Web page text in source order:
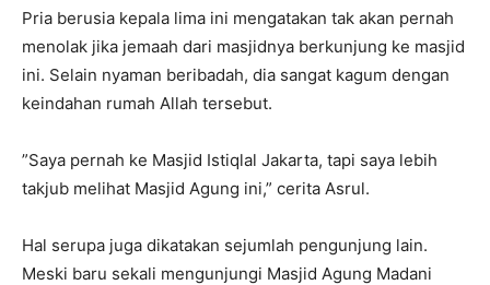
Pria berusia kepala lima ini mengatakan tak akan pernah
menolak jika jemaah dari masjidnya berkunjung ke masjid
ini. Selain nyaman beribadah, dia sangat kagum dengan
keindahan rumah Allah tersebut.
”Saya pernah ke Masjid Istiqlal Jakarta, tapi saya lebih
takjub melihat Masjid Agung ini,” cerita Asrul.
Hal serupa juga dikatakan sejumlah pengunjung lain.
Meski baru sekali mengunjungi Masjid Agung Madani